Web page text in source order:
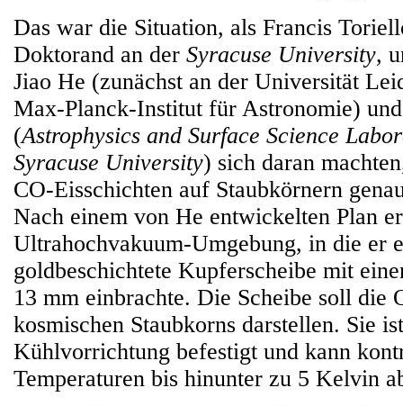
Das war die Situation, als Francis
Doktorand an der Syracuse University,
Jiao He (zunächst an der Universität
Max-Planck-Institut für Astronomie)
(Astrophysics and Surface Science
Syracuse University) sich daran
CO-Eisschichten auf Staubkörnern
Nach einem von He entwickelten Plan
Ultrahochvakuum-Umgebung, in die er
goldbeschichtete Kupferscheibe mit
13 mm einbrachte. Die Scheibe soll die
kosmischen Staubkorns darstellen. Sie
Kühlvorrichtung befestigt und kann
Temperaturen bis hinunter zu 5 Kelvin